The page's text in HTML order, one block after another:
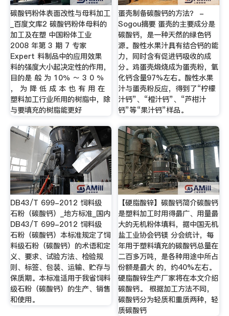
碳酸钙粉体表面改性与母料加工
_百度文库2 碳酸钙粉体母料的
加工及在塑 中国粉体工业
2008 年第 3 期 7 专家
Expert 料制品中的应用效果
料的强度大小起决定性的作用，
目的是 般 为 10％ ～ 3 0 ％
， 为 降 低 成 本 也 有 用 在
塑料加工行业所用的树脂中，除
与要填充的树脂能更好
蛋壳制备碳酸钙的方法？ -
Sogou摘要 蛋壳的主要成分是
碳酸钙，是一种天然的绿色钙
源。酸性水果汁具有结合钙的能
力，同时含有促进钙吸收的成
分。鸡蛋壳煅烧成为蛋壳粉，氧
化钙含量97%左右。酸性水果
汁与蛋壳粉反应，得到了“柠檬
汁钙”、“橙汁钙”、“芦柑汁
钙”等“果汁钙”样品。
DB43/T 699-2012 饲料级
石粉（碳酸钙）_地方标准_国内
DB43/T 699-2012 饲料级
石粉（碳酸钙）本标准规定了饲
料级石粉（碳酸钙）的术语和定
义、要求、试验方法、检验规
则、标签、包装、运输、贮存与
保质期。本标准适用于我省饲料
级石粉（碳酸钙）的生产、销售
和使用。
【硬脂酸锌】碳酸钙简介碳酸钙
是塑料加工时用得最广、用量最
大的无机粉体填料，据中国无机
盐工业协会钙镁 分会统计，每
年用于塑料填充的碳酸钙总量在
二百多万吨，是各种用途中所占
份额是最大 的，约40%左右。
硬脂酸锌生产厂家将在本文介绍
碳酸钙。 根据加工方法不同，
碳酸钙分为轻质和重质两种，轻
质碳酸钙